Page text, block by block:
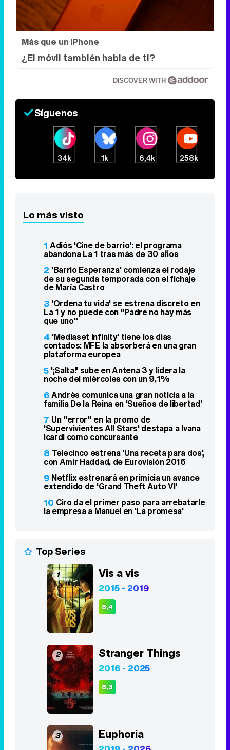
Más que un iPhone
¿El móvil también habla de ti?
DISCOVER WITH
Síguenos
34k 1k 6,4k 258k
Lo más visto
1 Adiós 'Cine de barrio': el programa
abandona La 1 tras más de 30 años
2 'Barrio Esperanza' comienza el rodaje
de su segunda temporada con el fichaje
de María Castro
3 'Ordena tu vida' se estrena discreto en
La 1 y no puede con "Padre no hay más
que uno"
4 'Mediaset Infinity' tiene los días
contados: MFE la absorberá en una gran
plataforma europea
5 '¡Salta!' sube en Antena 3 y lidera la
noche del miércoles con un 9,1%
6Andrés comunica una gran noticia a la
familia De la Reina en 'Sueños de libertad'
7 Un "error" en la promo de
'Supervivientes All Stars' destapa a Ivana
Icardi como concursante
8 Telecinco estrena 'Una receta para dos',
con Amir Haddad, de Eurovisión 2016
9 Netflix estrenará en primicia un avance
extendido de 'Grand Theft Auto VI'
10 Ciro da el primer paso para arrebatarle
la empresa a Manuel en 'La promesa'
Top Series
1 Vis a vis
2015 - 2019
8,4
2 Stranger Things
2016 - 2025
8,3
3 Euphoria